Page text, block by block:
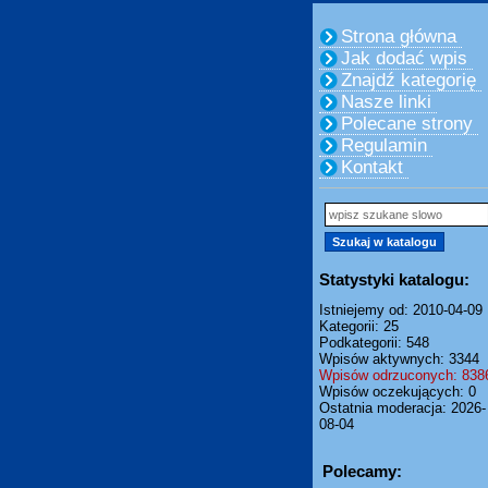
Strona główna
Jak dodać wpis
Znajdź kategorię
Nasze linki
Polecane strony
Regulamin
Kontakt
Statystyki katalogu:
Istniejemy od: 2010-04-09
Kategorii: 25
Podkategorii: 548
Wpisów aktywnych: 3344
Wpisów odrzuconych:
Wpisów oczekujących: 0
Ostatnia moderacja: 2026-
08-04
Polecamy: